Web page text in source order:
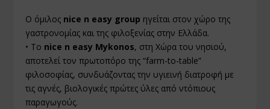
Ο όμιλος nice n easy group ηγείται στον χώρο της
γαστρονομίας και της φιλοξενίας στην Ελλάδα.
• Το nice n easy Mykonos, στη Χώρα του νησιού,
αποτελεί τον πρωτοπόρο της “farm-to-table”
φιλοσοφίας, συνδυάζοντας την υγιεινή διατροφή με
τις αγνές, βιολογικές πρώτες ύλες από ντόπιους
παραγωγούς.